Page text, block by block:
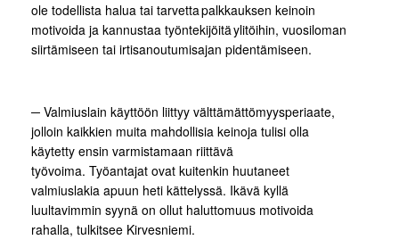
ole todellista halua tai tarvetta palkkauksen keinoin
motivoida ja kannustaa työntekijöitä ylitöihin, vuosiloman
siirtämiseen tai irtisanoutumisajan pidentämiseen.
─ Valmiuslain käyttöön liittyy välttämättömyysperiaate,
jolloin kaikkien muita mahdollisia keinoja tulisi olla
käytetty ensin varmistamaan riittävä
työvoima. Työantajat ovat kuitenkin huutaneet
valmiuslakia apuun heti kättelyssä. Ikävä kyllä
luultavimmin syynä on ollut haluttomuus motivoida
rahalla, tulkitsee Kirvesniemi.